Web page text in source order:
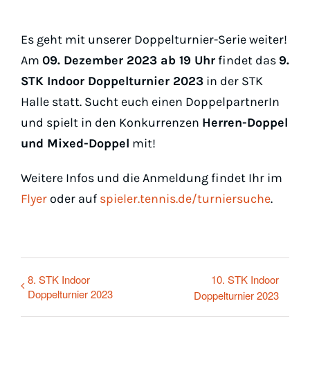
Platz
Es geht mit unserer Doppelturnier-Serie weiter!
Am 09. Dezember 2023 ab 19 Uhr findet das 9.
STK Indoor Doppelturnier 2023 in der STK
Halle statt. Sucht euch einen DoppelpartnerIn
und spielt in den Konkurrenzen Herren-Doppel
und Mixed-Doppel mit!
Weitere Infos und die Anmeldung findet Ihr im
Flyer oder auf spieler.tennis.de/turniersuche.
8. STK Indoor
Doppelturnier 2023
10. STK Indoor
Doppelturnier 2023